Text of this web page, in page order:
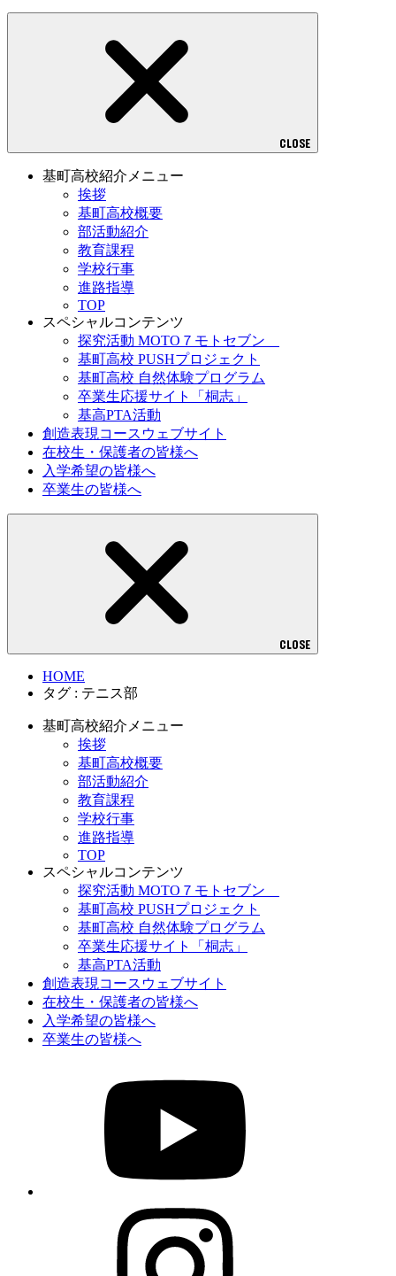
CLOSE
基町高校紹介メニュー
挨拶
基町高校概要
部活動紹介
教育課程
学校行事
進路指導
TOP
スペシャルコンテンツ
探究活動 MOTO７モトセブン
基町高校 PUSHプロジェクト
基町高校 自然体験プログラム
卒業生応援サイト「桐志」
基高PTA活動
創造表現コースウェブサイト
在校生・保護者の皆様へ
入学希望の皆様へ
卒業生の皆様へ
CLOSE
HOME
タグ : テニス部
基町高校紹介メニュー
挨拶
基町高校概要
部活動紹介
教育課程
学校行事
進路指導
TOP
スペシャルコンテンツ
探究活動 MOTO７モトセブン
基町高校 PUSHプロジェクト
基町高校 自然体験プログラム
卒業生応援サイト「桐志」
基高PTA活動
創造表現コースウェブサイト
在校生・保護者の皆様へ
入学希望の皆様へ
卒業生の皆様へ